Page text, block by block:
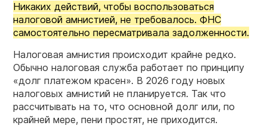
Никаких действий, чтобы воспользоваться
налоговой амнистией, не требовалось. ФНС
самостоятельно пересматривала задолженности.
Налоговая амнистия происходит крайне редко.
Обычно налоговая служба работает по принципу
«долг платежом красен». В 2026 году новых
налоговых амнистий не планируется. Так что
рассчитывать на то, что основной долг или, по
крайней мере, пени простят, не приходится.